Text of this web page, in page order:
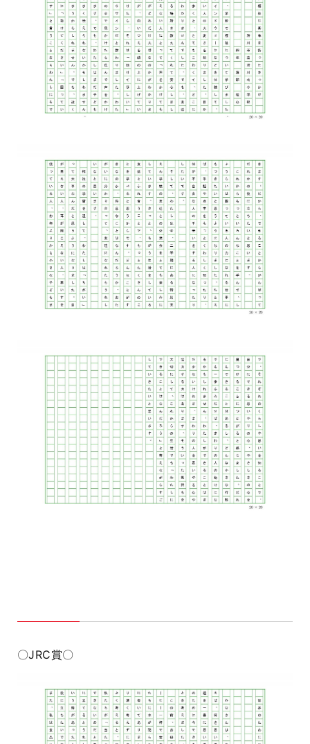
〇JRC賞〇